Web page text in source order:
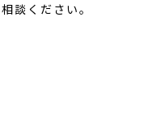
談ください。